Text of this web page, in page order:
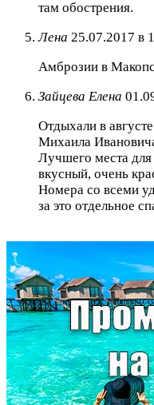
там обострения.
Лена 25.07.2017 в
Амброзии в
Зайцева Елена
Отдыхали в
Михаила
Лучшего места
вкусный, очень
Номера со всеми
за это отдельное